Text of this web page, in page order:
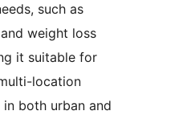
such as
weight loss
it suitable for
location
both urban and